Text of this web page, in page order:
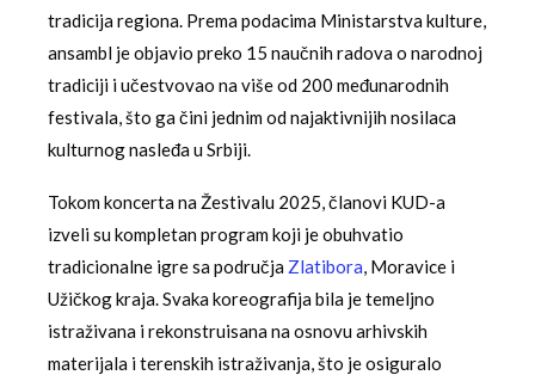
tradicija regiona. Prema podacima Ministarstva kulture,
ansambl je objavio preko 15 naučnih radova o narodnoj
tradiciji i učestvovao na više od 200 međunarodnih
festivala, što ga čini jednim od najaktivnijih nosilaca
kulturnog nasleđa u Srbiji.
Tokom koncerta na Žestivalu 2025, članovi KUD-a
izveli su kompletan program koji je obuhvatio
tradicionalne igre sa područja Zlatibora , Moravice i
Užičkog kraja. Svaka koreografija bila je temeljno
istraživana i rekonstruisana na osnovu arhivskih
materijala i terenskih istraživanja, što je osiguralo